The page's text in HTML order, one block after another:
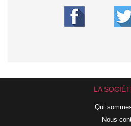
LA
Qui
Nous